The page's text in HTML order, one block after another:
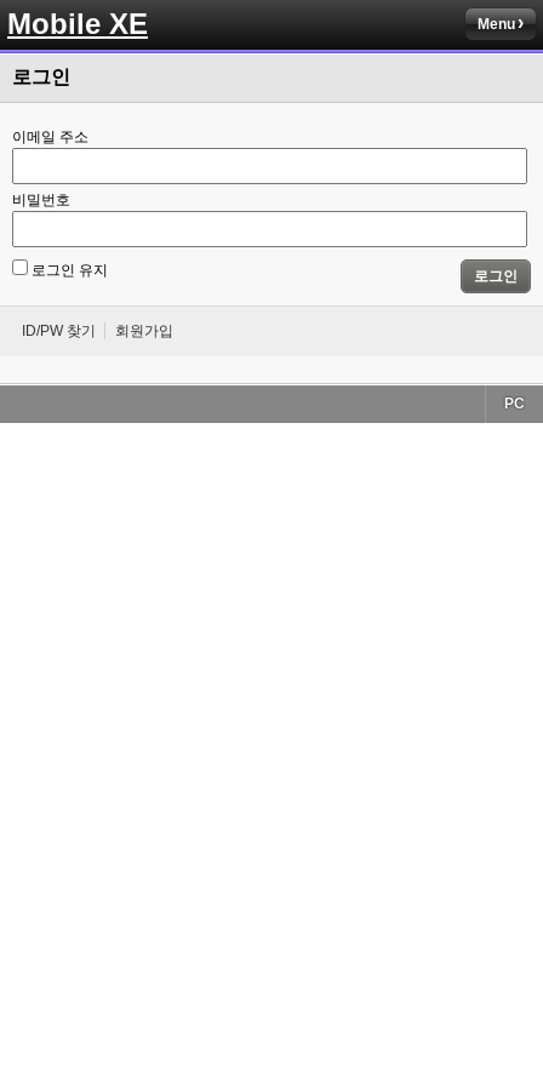
Mobile XE Menu
로그인
이메일 주소
비밀번호
로그인 유지 로그인
ID/PW 찾기 회원가입
PC